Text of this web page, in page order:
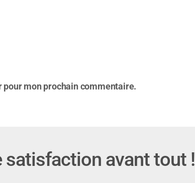
mon prochain commentaire.
satisfaction avant tout !